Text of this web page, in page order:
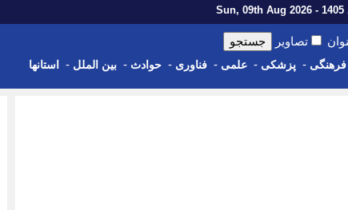
تصاویر
فرهنگی - پزشکی - علمی - فناوری - حوادث - بین الملل - استانها